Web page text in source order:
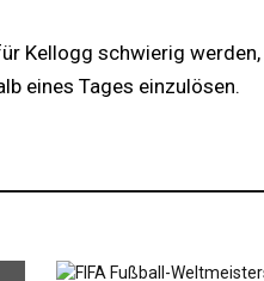
Kellogg schwierig werden,
eines Tages einzulösen.